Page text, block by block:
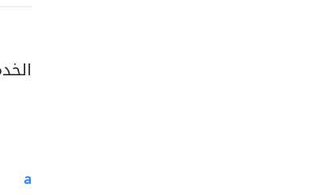
al barary aluminum..